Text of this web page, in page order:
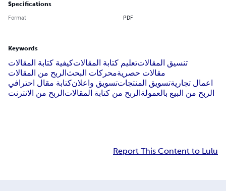
Specifications
Format PDF
Keywords
كيفية كتابة المقالاتتعليم كتابة المقالاتتنسيق المقالات
الربح من المقالات محركات البحثمقالات حصرية
كتابة مقال احترافيتسويق واعلانتسويق المنتجاتاعمال تجارية
الربح من الانترنت الربح من كتابة المقالات الربح من البيع بالعمولة
Report This Content to Lulu